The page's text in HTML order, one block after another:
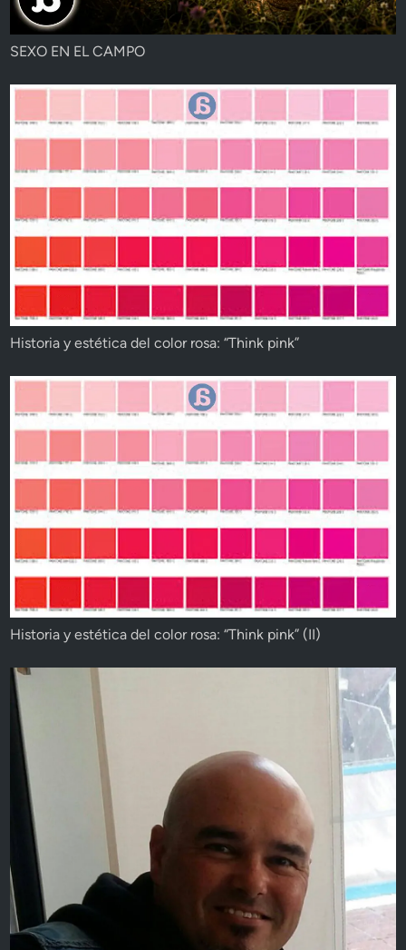
SEXO EN EL CAMPO
Historia y estética del color rosa: “Think pink”
Historia y estética del color rosa: “Think pink” (II)